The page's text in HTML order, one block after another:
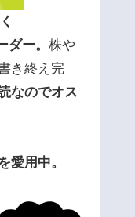
ー。 株や
き終え完
なのでオス
愛用中。